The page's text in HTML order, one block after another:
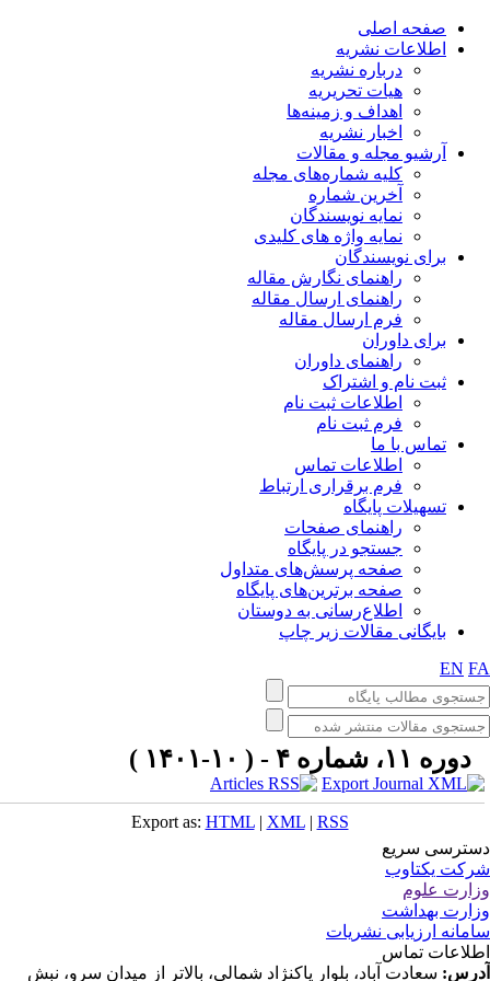
صفحه اصلی
اطلاعات نشریه
درباره نشریه
هیات تحریریه
اهداف و زمینه‌ها
اخبار نشریه
آرشیو مجله و مقالات
کلیه شماره‌های مجله
آخرین شماره
نمایه نویسندگان
نمایه واژه های کلیدی
برای نویسندگان
راهنمای نگارش مقاله
راهنمای ارسال مقاله
فرم ارسال مقاله
برای داوران
راهنمای داوران
ثبت نام و اشتراک
اطلاعات ثبت نام
فرم ثبت نام
تماس با ما
اطلاعات تماس
فرم برقراری ارتباط
تسهیلات پایگاه
راهنمای صفحات
جستجو در پایگاه
صفحه پرسش‌های متداول
صفحه برترین‌های پایگاه
اطلاع‌رسانی به دوستان
بایگانی مقالات زیر چاپ
EN
دوره ۱۱، شماره ۴ - ( ۱۰-۱۴۰۱ )
Export as:HTML |XML |RSS
سریع
یکتاوب
علوم
بهداشت
ارزیابی نشریات
تماس
سعادت آباد، بلوار پاکنژاد شمالی، بالاتر از میدان سرو، نبش